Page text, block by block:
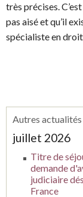
très précises.
pas aisé et qu’il
spécialiste en
Autres actualités
juillet 2026
Titre de
demande
judiciaire
France